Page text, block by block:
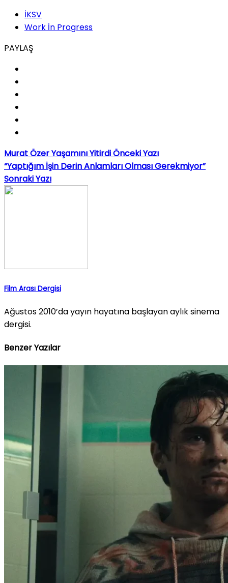
İKSV
Work İn Progress
PAYLAŞ
Murat Özer Yaşamını YitirdiÖnceki Yazı
“Yaptığım İşin Derin Anlamları Olması Gerekmiyor”
Sonraki Yazı
Film Arası Dergisi
Ağustos 2010’da yayın hayatına başlayan aylık sinema
dergisi.
Benzer Yazılar